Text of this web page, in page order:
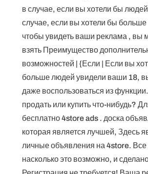
в случае, если вы хотели бы
случае, если вы хотели бы больше
чтобы увидеть ваши реклама , вы
взять Преимущество
возможностей | {Если | Если вы
больше людей увидели ваши 18,
даже воспользоваться из
продать или купить что-нибудь?
бесплатно 4store ads . доска
которая является лучшей, Здесь
личные объявления на 4store. Все
насколько это возможно, и